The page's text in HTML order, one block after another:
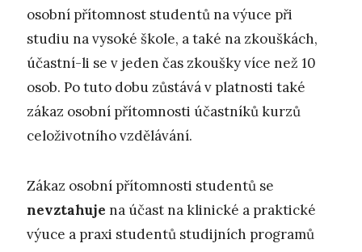
osobní přítomnost studentů na výuce při
studiu na vysoké škole, a také na zkouškách,
účastní-li se v jeden čas zkoušky více než 10
osob. Po tuto dobu zůstává v platnosti také
zákaz osobní přítomnosti účastníků kurzů
celoživotního vzdělávání.
Zákaz osobní přítomnosti studentů se
nevztahuje na účast na klinické a praktické
výuce a praxi studentů studijních programů